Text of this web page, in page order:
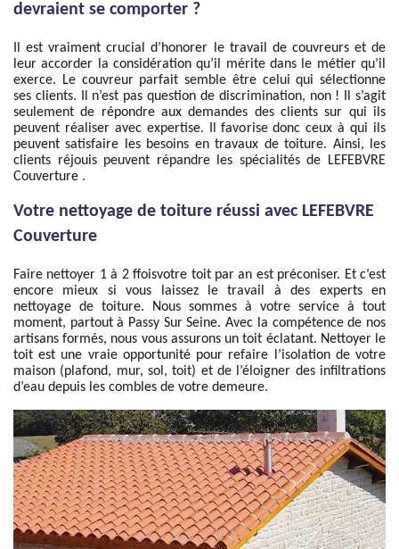
devraient se comporter ?
Il est vraiment crucial d’honorer le travail de couvreurs et de
leur accorder la considération qu’il mérite dans le métier qu’il
exerce. Le couvreur parfait semble être celui qui sélectionne
ses clients. Il n’est pas question de discrimination, non ! Il s’agit
seulement de répondre aux demandes des clients sur qui ils
peuvent réaliser avec expertise. Il favorise donc ceux à qui ils
peuvent satisfaire les besoins en travaux de toiture. Ainsi, les
clients réjouis peuvent répandre les spécialités de LEFEBVRE
Couverture .
Votre nettoyage de toiture réussi avec LEFEBVRE
Couverture
Faire nettoyer 1 à 2 ffoisvotre toit par an est préconiser. Et c’est
encore mieux si vous laissez le travail à des experts en
nettoyage de toiture. Nous sommes à votre service à tout
moment, partout à Passy Sur Seine. Avec la compétence de nos
artisans formés, nous vous assurons un toit éclatant. Nettoyer le
toit est une vraie opportunité pour refaire l’isolation de votre
maison (plafond, mur, sol, toit) et de l’éloigner des infiltrations
d’eau depuis les combles de votre demeure.